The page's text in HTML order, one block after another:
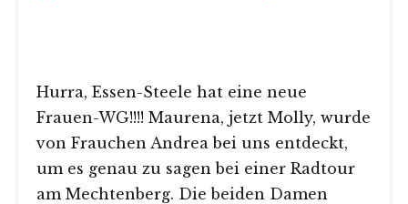
Hurra, Essen-Steele hat eine neue
Frauen-WG!!!! Maurena, jetzt Molly, wurde
von Frauchen Andrea bei uns entdeckt,
um es genau zu sagen bei einer Radtour
am Mechtenberg. Die beiden Damen